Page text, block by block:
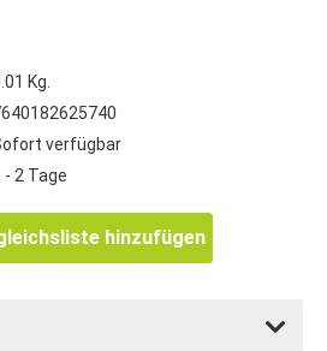
Kg.
verfügbar
- 2 Tage
hinzufügen